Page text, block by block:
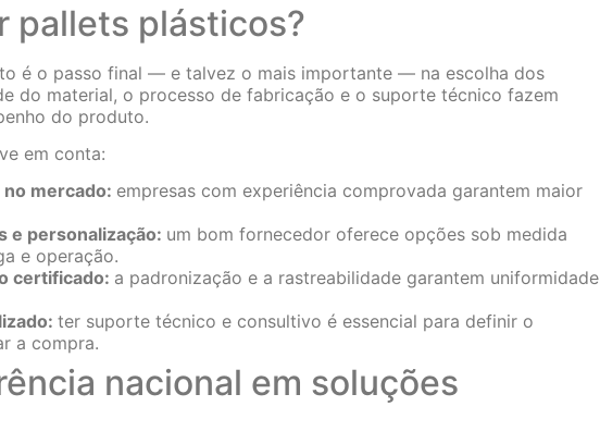
pallets plásticos?
é o passo final — e talvez o mais importante — na escolha dos
do material, o processo de fabricação e o suporte técnico fazem
do produto.
em conta:
mercado: empresas com experiência comprovada garantem maior
e personalização: um bom fornecedor oferece opções sob medida
e operação.
certificado: a padronização e a rastreabilidade garantem uniformidade
ter suporte técnico e consultivo é essencial para definir o
a compra.
nacional em soluções